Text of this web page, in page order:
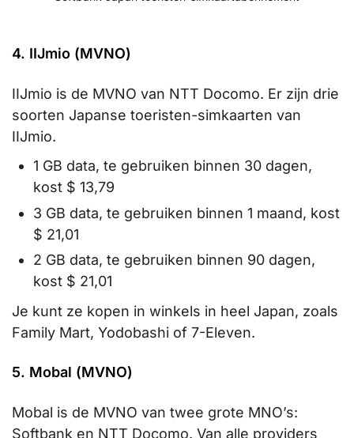
4. IIJmio (MVNO)
IIJmio is de MVNO van NTT Docomo. Er zijn drie
soorten Japanse toeristen-simkaarten van
IIJmio.
1 GB data, te gebruiken binnen 30 dagen,
kost $ 13,79
3 GB data, te gebruiken binnen 1 maand, kost
$ 21,01
2 GB data, te gebruiken binnen 90 dagen,
kost $ 21,01
Je kunt ze kopen in winkels in heel Japan, zoals
Family Mart, Yodobashi of 7-Eleven.
5. Mobal (MVNO)
Mobal is de MVNO van twee grote MNO’s:
Softbank en NTT Docomo. Van alle providers